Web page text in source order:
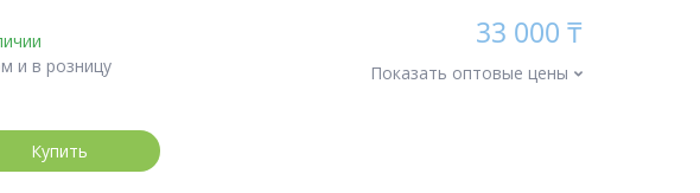
и в розницу
33 000 ₸
Показать оптовые цены
Купить